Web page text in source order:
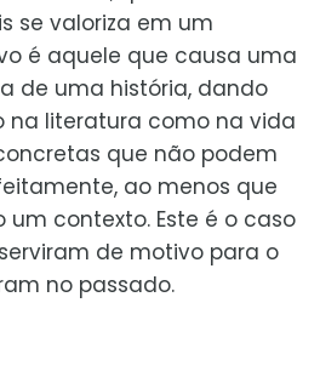
se valoriza em um
é aquele que causa uma
de uma história, dando
na literatura como na vida
que não podem
ao menos que
contexto. Este é o caso
de motivo para o
no passado.